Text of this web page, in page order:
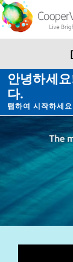
주
요
콘
텐
건
너
뛰
기
안녕하세
다.
탭하여 시작하세요